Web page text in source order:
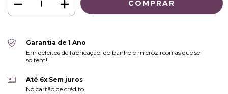
Garantia de 1 Ano
Em defeitos de fabricação, do banho e microzirconias que se
soltem!
Até 6x Sem juros
No cartão de crédito